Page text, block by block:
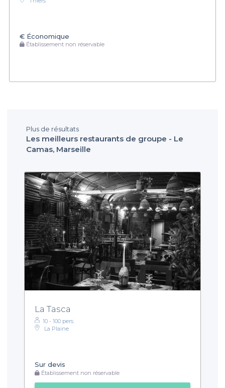
€ Économique
Établissement non réservable
Plus de résultats
Les meilleurs restaurants de groupe - Le
Camas, Marseille
La Tasca
10 - 100 pers.
La Plaine
Sur devis
Établissement non réservable